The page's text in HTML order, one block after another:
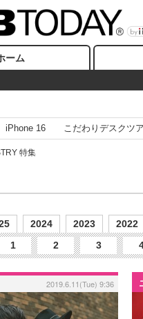
ーム
iPhone 16 こだわりデスクツ
特集
2024 2023 2022
1 2 3
2019.6.11(Tue) 9:36